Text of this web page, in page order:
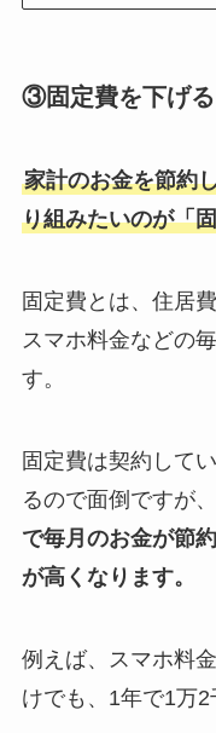
③固定費を下げる
家計のお金を節約
り組みたいのが「
固定費とは、住居
スマホ料金などの
す。
固定費は契約して
るので面倒ですが、
で毎月のお金が節
が高くなります。
例えば、スマホ料
けでも、1年で1万2